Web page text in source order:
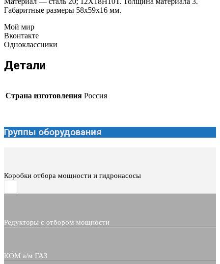
Габаритные размеры 58х59х16 мм.
Мой мир
Вконтакте
Одноклассники
Детали
Страна изготовления Россия
Группы оборудования
Коробки отбора мощности и гидронасосы
Редукторы с отбором мощности
КОМ а/м ГАЗ